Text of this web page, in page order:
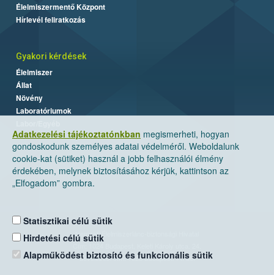
Adatkezelési tájékoztatónkban megismerheti, hogyan
gondoskodunk személyes adatai védelméről. Weboldalunk
cookie-kat (sütiket) használ a jobb felhasználói élmény
érdekében, melynek biztosításához kérjük, kattintson az
„Elfogadom” gombra.
Statisztikai célú sütik
Hirdetési célú sütik
Alapműködést biztosító és funkcionális sütik
Élelmiszermentő Központ
Hírlevél feliratkozás
Gyakori kérdések
Élelmiszer
Állat
Növény
Laboratóriumok
Nemzeti Élelmiszerlánc-biztonsági Hivatal
Levelezési cím: 1525 Budapest. Pf. 30.